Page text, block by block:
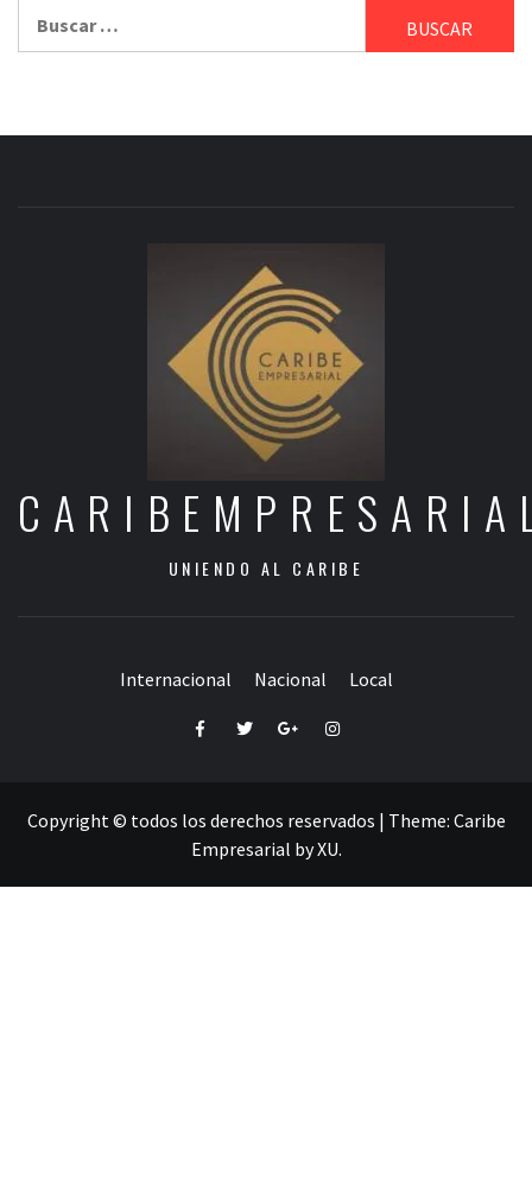
UNIENDO AL CARIBE
Internacional Nacional Local
FacebookTwitterGoogle+Instagram
Copyright © todos los derechos reservados | Theme: Caribe
Empresarial byXU.